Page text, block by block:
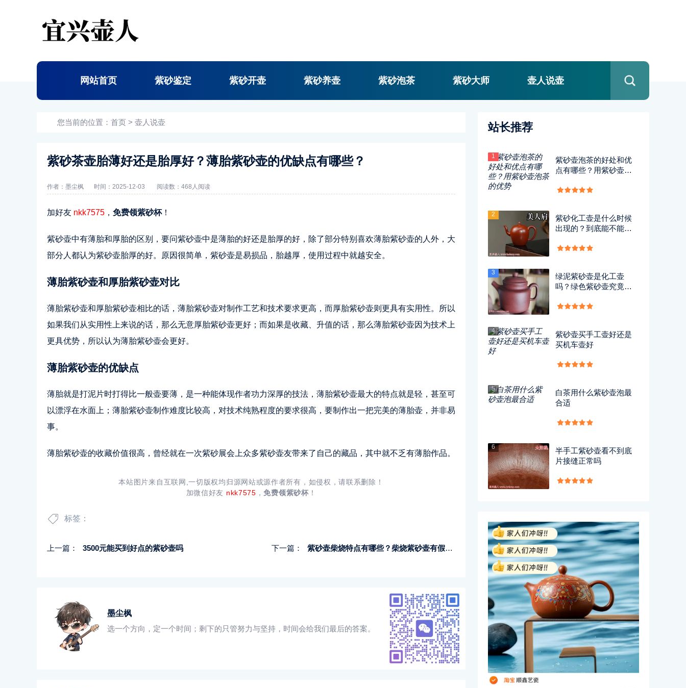
网站首页 紫砂鉴定 紫砂开壶 紫砂养壶 紫砂泡茶 紫砂大师 壶人说壶
您当前的位置： 首页 > 壶人说壶
紫砂茶壶胎薄好还是胎厚好？薄胎紫砂壶的优缺点有哪些？
作者：墨尘枫 时间：2025-12-03 阅读数： 468人阅读
加好友 nkk7575 ， 免费领紫砂杯！
紫砂壶中有薄胎和厚胎的区别，要问紫砂壶中是薄胎的好还是胎厚的好，除了部分特别喜欢薄胎紫砂壶的人外，大
部分人都认为紫砂壶胎厚的好。原因很简单，紫砂壶是易损品，胎越厚，使用过程中就越安全。
薄胎紫砂壶和厚胎紫砂壶对比
薄胎紫砂壶和厚胎紫砂壶相比的话，薄胎紫砂壶对制作工艺和技术要求更高，而厚胎紫砂壶则更具有实用性。所以
如果我们从实用性上来说的话，那么无意厚胎紫砂壶更好；而如果是收藏、升值的话，那么薄胎紫砂壶因为技术上
更具优势，所以认为薄胎紫砂壶会更好。
薄胎紫砂壶的优缺点
薄胎就是打泥片时打得比一般壶要薄，是一种能体现作者功力深厚的技法，薄胎紫砂壶最大的特点就是轻，甚至可
以漂浮在水面上；薄胎紫砂壶制作难度比较高，对技术纯熟程度的要求很高，要制作出一把完美的薄胎壶，并非易
事。
薄胎紫砂壶的收藏价值很高，曾经就在一次紫砂展会上众多紫砂壶友带来了自己的藏品，其中就不乏有薄胎作品。
本站图片来自互联网,一切版权均归源网站或源作者所有，如侵权，请联系删除！
加微信好友 nkk7575 ，免费领紫砂杯！
标签：
上一篇： 3500元能买到好点的紫砂壶吗 下一篇： 紫砂壶柴烧特点有哪些？柴烧紫砂壶有假的吗？
墨尘枫
选一个方向，定一个时间；剩下的只管努力与坚持，时间会给我们最后的答案。
站长推荐
1
紫砂壶泡茶的好处和优
点有哪些？用紫砂壶泡
2
紫砂化工壶是什么时候
出现的？到底能不能
3
绿泥紫砂壶是化工壶
吗？绿色紫砂壶究竟有
4
紫砂壶买手工壶好还是
买机车壶好
5
白茶用什么紫砂壶泡最
合适
6
半手工紫砂壶看不到底
片接缝正常吗